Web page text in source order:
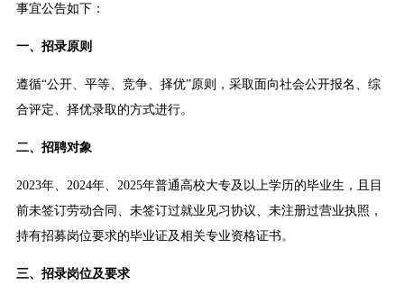
事宜公告如下：
一、招录原则
遵循“公开、平等、竞争、择优”原则，采取面向社会公开报名、综
合评定、择优录取的方式进行。
二、招聘对象
2023年、2024年、2025年普通高校大专及以上学历的毕业生，且目
前未签订劳动合同、未签订过就业见习协议、未注册过营业执照，
持有招募岗位要求的毕业证及相关专业资格证书。
三、招录岗位及要求